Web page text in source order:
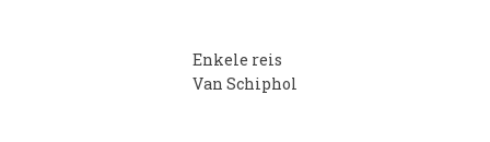
Enkele reis
Van Schiphol